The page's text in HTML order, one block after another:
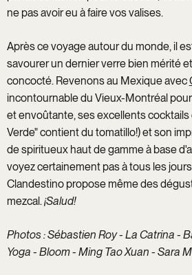
ne pas avoir eu à faire vos valises.
Après ce voyage autour du monde, il
savourer un dernier verre bien mérité
concocté. Revenons au Mexique avec
incontournable du Vieux-Montréal
et envoûtante, ses excellents cocktails
Verde" contient du tomatillo!) et son
de spiritueux haut de gamme à base
voyez certainement pas à tous les
Clandestino propose même des
mezcal.¡Salud!
Photos : Sébastien Roy - La Catrina -
Yoga - Bloom - Ming Tao Xuan - Sara